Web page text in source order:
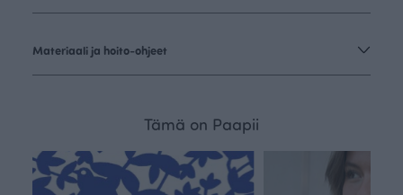
Materiaali ja hoito-ohjeet
Tämä on Paapii